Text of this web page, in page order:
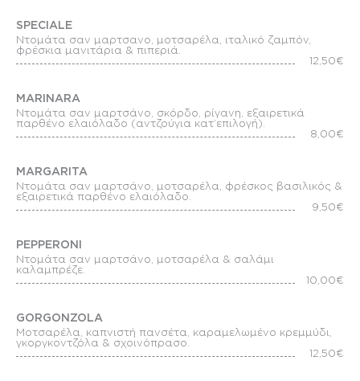
SPECIALE
Ντομάτα σαν μαρτσανο, μοτσαρέλα, ιταλικό ζαμπόν,
φρέσκια μανιτάρια & πιπεριά.
12,50€
MARINARA
Ντομάτα σαν μαρτσάνο, σκόρδο, ρίγανη, εξαιρετικά
παρθένο ελαιόλαδο (αντζούγια κατ’επιλογή).
8,00€
MARGARITA
Ντομάτα σαν μαρτσάνο, μοτσαρέλα, φρέσκος βασιλικός &
εξαιρετικά παρθένο ελαιόλαδο.
9,50€
PEPPERONI
Ντομάτα σαν μαρτσάνο, μοτσαρέλα & σαλάμι
καλαμπρέζε.
10,00€
GORGONZOLA
Μοτσαρέλα, καπνιστή πανσέτα, καραμελωμένο κρεμμύδι,
γκοργκοντζόλα & σχοινόπρασο.
12,50€